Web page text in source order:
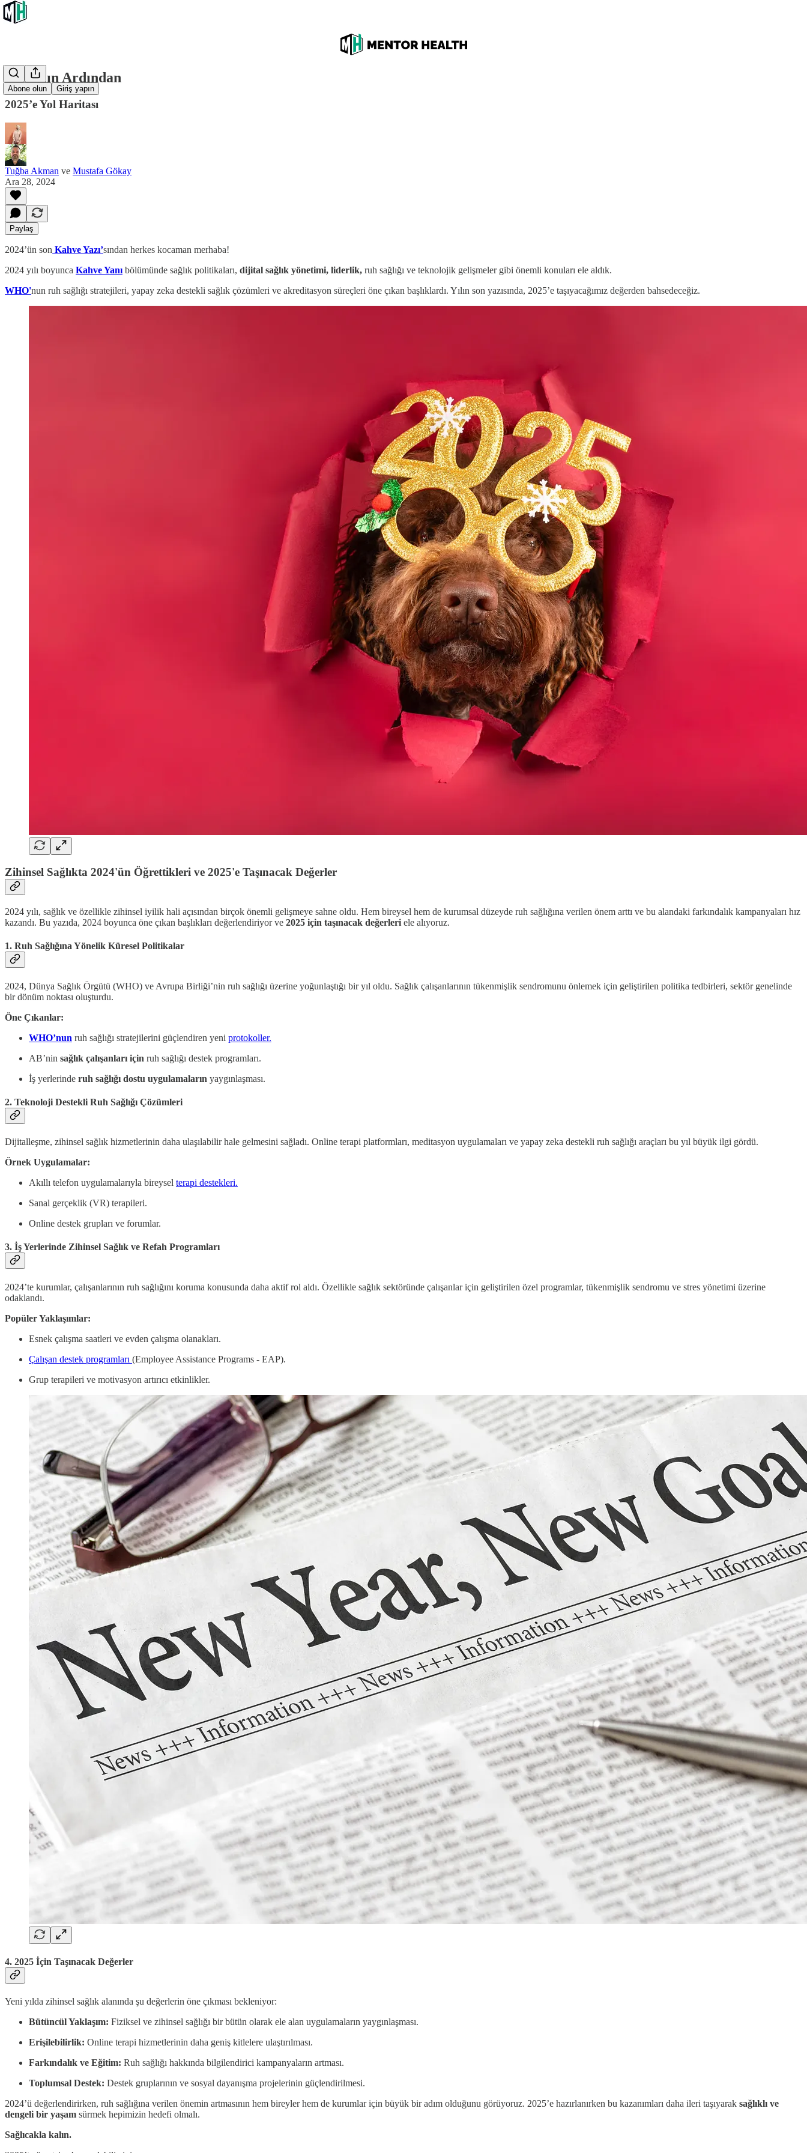
Abone olun Giriş yapın
Bir Yılın Ardından
2025’e Yol Haritası
Tuğba Akman ve Mustafa Gökay
Ara 28, 2024
Paylaş
2024’ün son Kahve Yazı’sından herkes kocaman merhaba!
2024 yılı boyunca Kahve Yanı bölümünde sağlık politikaları, dijital sağlık yönetimi, liderlik, ruh sağlığı ve teknolojik gelişmeler gibi önemli konuları ele aldık.
WHO'nun ruh sağlığı stratejileri, yapay zeka destekli sağlık çözümleri ve akreditasyon süreçleri öne çıkan başlıklardı. Yılın son yazısında, 2025’e taşıyacağımız değerden bahsedeceğiz.
Zihinsel Sağlıkta 2024'ün Öğrettikleri ve 2025'e Taşınacak Değerler
2024 yılı, sağlık ve özellikle zihinsel iyilik hali açısından birçok önemli gelişmeye sahne oldu. Hem bireysel hem de kurumsal düzeyde ruh sağlığına verilen önem arttı ve bu alandaki farkındalık kampanyaları hız
kazandı. Bu yazıda, 2024 boyunca öne çıkan başlıkları değerlendiriyor ve 2025 için taşınacak değerleri ele alıyoruz.
1. Ruh Sağlığına Yönelik Küresel Politikalar
2024, Dünya Sağlık Örgütü (WHO) ve Avrupa Birliği’nin ruh sağlığı üzerine yoğunlaştığı bir yıl oldu. Sağlık çalışanlarının tükenmişlik sendromunu önlemek için geliştirilen politika tedbirleri, sektör genelinde
bir dönüm noktası oluşturdu.
Öne Çıkanlar:
WHO’nun ruh sağlığı stratejilerini güçlendiren yeni protokoller.
AB’nin sağlık çalışanları için ruh sağlığı destek programları.
İş yerlerinde ruh sağlığı dostu uygulamaların yaygınlaşması.
2. Teknoloji Destekli Ruh Sağlığı Çözümleri
Dijitalleşme, zihinsel sağlık hizmetlerinin daha ulaşılabilir hale gelmesini sağladı. Online terapi platformları, meditasyon uygulamaları ve yapay zeka destekli ruh sağlığı araçları bu yıl büyük ilgi gördü.
Örnek Uygulamalar:
Akıllı telefon uygulamalarıyla bireysel terapi destekleri.
Sanal gerçeklik (VR) terapileri.
Online destek grupları ve forumlar.
3. İş Yerlerinde Zihinsel Sağlık ve Refah Programları
2024’te kurumlar, çalışanlarının ruh sağlığını koruma konusunda daha aktif rol aldı. Özellikle sağlık sektöründe çalışanlar için geliştirilen özel programlar, tükenmişlik sendromu ve stres yönetimi üzerine
odaklandı.
Popüler Yaklaşımlar:
Esnek çalışma saatleri ve evden çalışma olanakları.
Çalışan destek programları (Employee Assistance Programs - EAP).
Grup terapileri ve motivasyon artırıcı etkinlikler.
4. 2025 İçin Taşınacak Değerler
Yeni yılda zihinsel sağlık alanında şu değerlerin öne çıkması bekleniyor:
Bütüncül Yaklaşım: Fiziksel ve zihinsel sağlığı bir bütün olarak ele alan uygulamaların yaygınlaşması.
Erişilebilirlik: Online terapi hizmetlerinin daha geniş kitlelere ulaştırılması.
Farkındalık ve Eğitim: Ruh sağlığı hakkında bilgilendirici kampanyaların artması.
Toplumsal Destek: Destek gruplarının ve sosyal dayanışma projelerinin güçlendirilmesi.
2024’ü değerlendirirken, ruh sağlığına verilen önemin artmasının hem bireyler hem de kurumlar için büyük bir adım olduğunu görüyoruz. 2025’e hazırlanırken bu kazanımları daha ileri taşıyarak sağlıklı ve
dengeli bir yaşam sürmek hepimizin hedefi olmalı.
Sağlıcakla kalın.